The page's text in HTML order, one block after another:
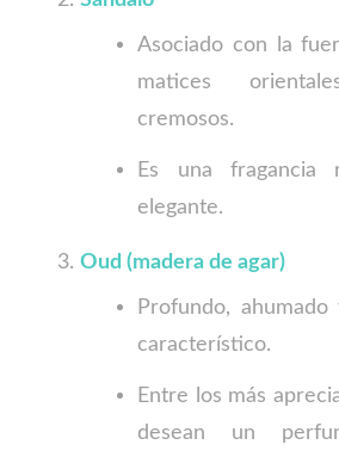
Asociado con la
matices
cremosos.
Es una fragancia
elegante.
Oud (madera de agar)
Profundo,
característico.
Entre los más
desean un